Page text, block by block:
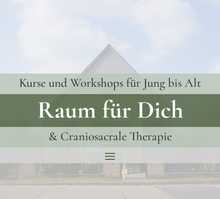
Kurse und Workshops für Jung bis Alt
Raum für Dich
& Craniosacrale Therapie